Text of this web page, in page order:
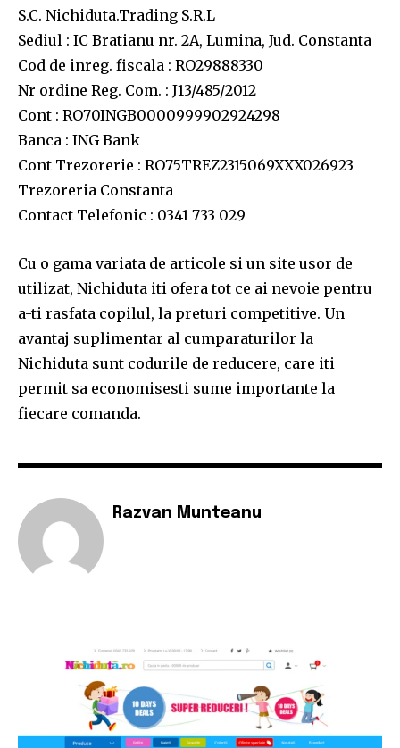
S.C. Nichiduta.Trading S.R.L
Sediul : IC Bratianu nr. 2A, Lumina, Jud. Constanta
Cod de inreg. fiscala : RO29888330
Nr ordine Reg. Com. : J13/485/2012
Cont : RO70INGB0000999902924298
Banca : ING Bank
Cont Trezorerie : RO75TREZ2315069XXX026923
Trezoreria Constanta
Contact Telefonic : 0341 733 029
Cu o gama variata de articole si un site usor de
utilizat, Nichiduta iti ofera tot ce ai nevoie pentru
a-ti rasfata copilul, la preturi competitive. Un
avantaj suplimentar al cumparaturilor la
Nichiduta sunt codurile de reducere, care iti
permit sa economisesti sume importante la
fiecare comanda.
Razvan Munteanu